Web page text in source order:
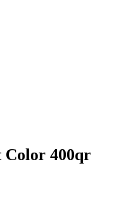
Color 400qr